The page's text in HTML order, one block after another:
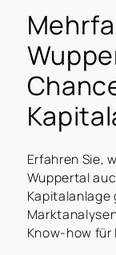
Erfahren Sie,
Wuppertal
Kapitalanlage
Know-how für